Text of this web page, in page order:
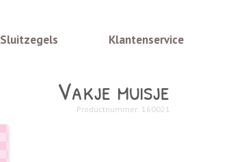
Sluitzegels Klantenservice
Vakje muisje
Productnummer: 160021